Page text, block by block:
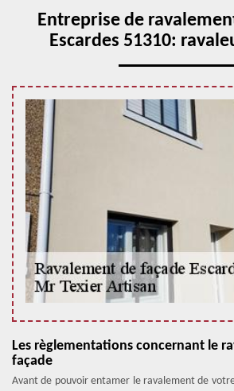
Entreprise de
Escardes 51310:
Les règlementations concernant le
façade
Avant de pouvoir entamer le ravalement de